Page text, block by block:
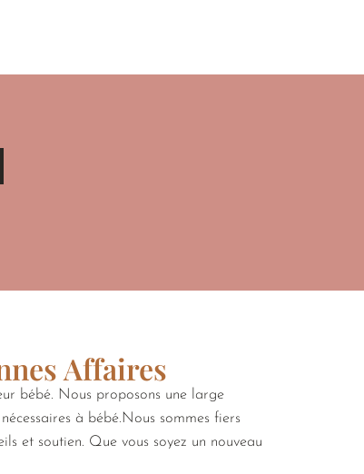
Affaires
bébé. Nous proposons une large
à bébé.Nous sommes fiers
et soutien. Que vous soyez un nouveau